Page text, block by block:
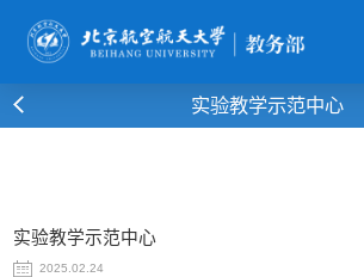
实验教学示范中心
实验教学示范中心
2025.02.24